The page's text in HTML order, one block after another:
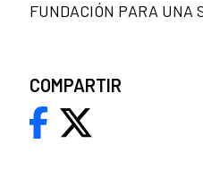
FUNDACIÓN PARA UNA
COMPARTIR